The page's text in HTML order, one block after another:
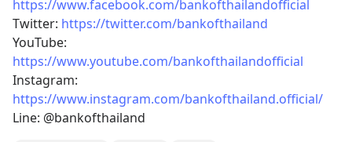
https://www.facebook.com/bankofthailandofficial
Twitter: https://twitter.com/bankofthailand
https://www.youtube.com/bankofthailandofficial
https://www.instagram.com/bankofthailand.official/
Line: @bankofthailand